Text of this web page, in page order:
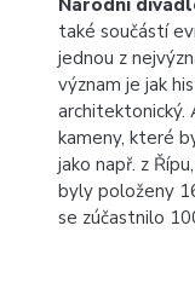
Národní
také součástí
jednou z
význam je jak
architektonický.
kameny, které
jako např. z
byly položeny
se zúčastnilo